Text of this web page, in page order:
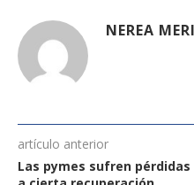
NEREA
artículo anterior
Las pymes sufren